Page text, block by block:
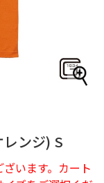
ンジ) S
います。カート